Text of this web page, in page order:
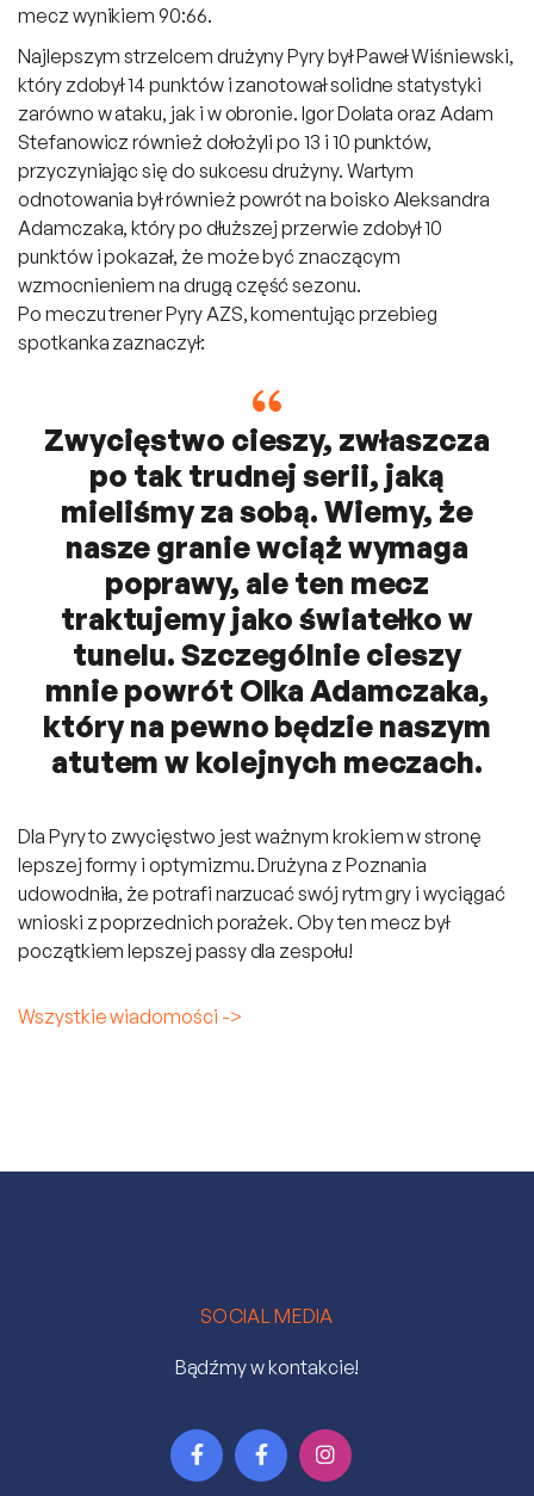
mecz wynikiem 90:66.
Najlepszym strzelcem drużyny Pyry był Paweł Wiśniewski,
który zdobył 14 punktów i zanotował solidne statystyki
zarówno w ataku, jak i w obronie. Igor Dolata oraz Adam
Stefanowicz również dołożyli po 13 i 10 punktów,
przyczyniając się do sukcesu drużyny. Wartym
odnotowania był również powrót na boisko Aleksandra
Adamczaka, który po dłuższej przerwie zdobył 10
punktów i pokazał, że może być znaczącym
wzmocnieniem na drugą część sezonu.
Po meczu trener Pyry AZS, komentując przebieg
spotkanka zaznaczył:
Zwycięstwo cieszy, zwłaszcza
po tak trudnej serii, jaką
mieliśmy za sobą. Wiemy, że
nasze granie wciąż wymaga
poprawy, ale ten mecz
traktujemy jako światełko w
tunelu. Szczególnie cieszy
mnie powrót Olka Adamczaka,
który na pewno będzie naszym
atutem w kolejnych meczach.
Dla Pyry to zwycięstwo jest ważnym krokiem w stronę
lepszej formy i optymizmu. Drużyna z Poznania
udowodniła, że potrafi narzucać swój rytm gry i wyciągać
wnioski z poprzednich porażek. Oby ten mecz był
początkiem lepszej passy dla zespołu!
Wszystkie wiadomości ->
SOCIAL MEDIA
Bądźmy w kontakcie!
  